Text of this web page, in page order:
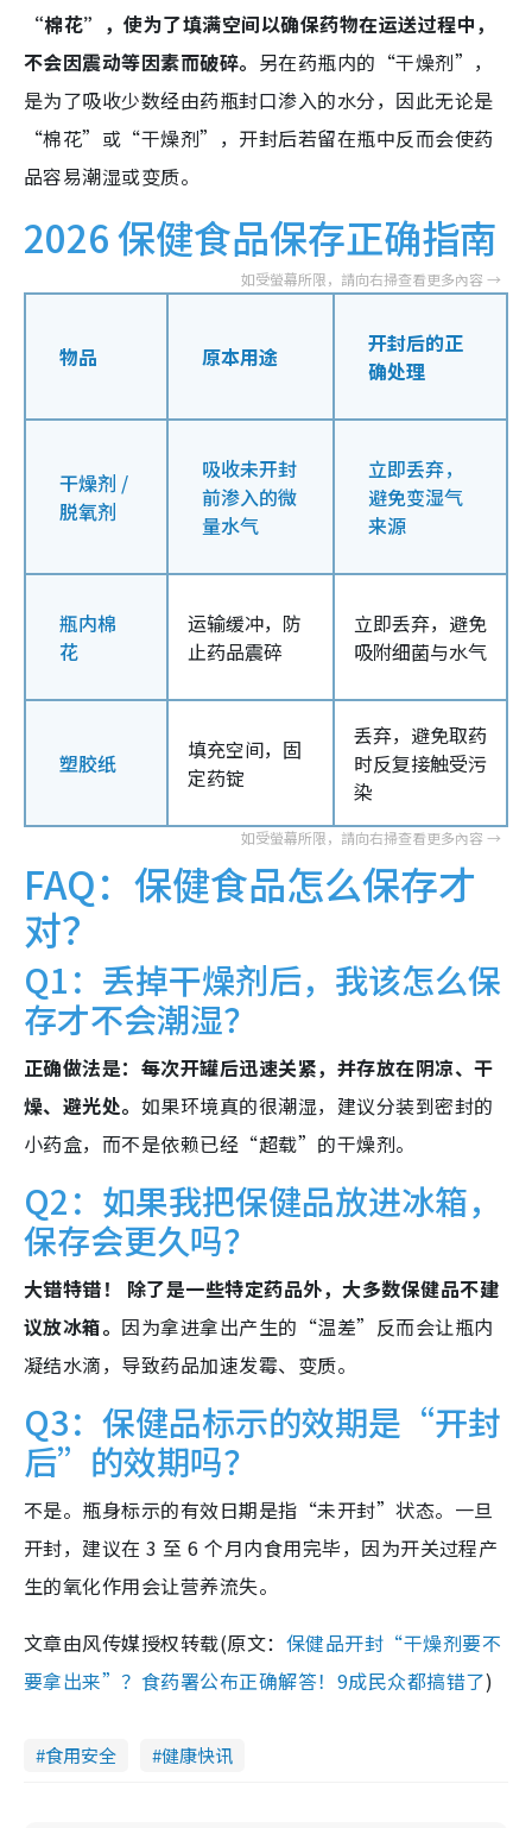
“棉花”，使为了填满空间以确保药物在运送过程中，
不会因震动等因素而破碎。 另在药瓶内的“干燥剂”，
是为了吸收少数经由药瓶封口渗入的水分，因此无论是
“棉花”或“干燥剂”，开封后若留在瓶中反而会使药
品容易潮湿或变质。
2026 保健食品保存正确指南
物品 原本用途
开封后的正
确处理
干燥剂 /
脱氧剂
吸收未开封
前渗入的微
量水气
立即丢弃，
避免变湿气
来源
瓶内棉
花
运输缓冲，防
止药品震碎
立即丢弃，避免
吸附细菌与水气
塑胶纸
填充空间，固
定药锭
丢弃，避免取药
时反复接触受污
染
FAQ：保健食品怎么保存才
对？
Q1：丢掉干燥剂后，我该怎么保
存才不会潮湿？
正确做法是：每次开罐后迅速关紧，并存放在阴凉、干
燥、避光处。 如果环境真的很潮湿，建议分装到密封的
小药盒，而不是依赖已经“超载”的干燥剂。
Q2：如果我把保健品放进冰箱，
保存会更久吗？
大错特错！ 除了是一些特定药品外，大多数保健品不建
议放冰箱。 因为拿进拿出产生的“温差”反而会让瓶内
凝结水滴，导致药品加速发霉、变质。
Q3：保健品标示的效期是“开封
后”的效期吗？
不是。瓶身标示的有效日期是指“未开封”状态。一旦
开封，建议在 3 至 6 个月内食用完毕，因为开关过程产
生的氧化作用会让营养流失。
文章由风传媒授权转载(原文： 保健品开封“干燥剂要不
要拿出来”？食药署公布正确解答！9成民众都搞错了)
食用安全 健康快讯